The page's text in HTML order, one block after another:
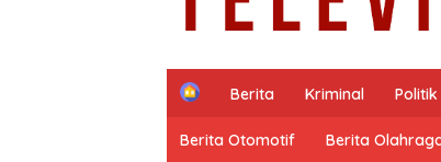
H
m
e
Berita Kriminal Politik
Berita Otomotif Berita